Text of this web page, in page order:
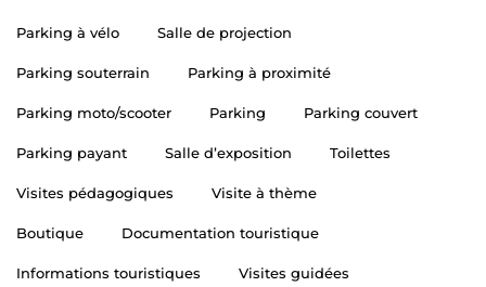
Parking à vélo Salle de projection
Parking souterrain Parking à proximité
Parking moto/scooter Parking Parking couvert
Parking payant Salle d’exposition Toilettes
Visites pédagogiques Visite à thème
Boutique Documentation touristique
Informations touristiques Visites guidées